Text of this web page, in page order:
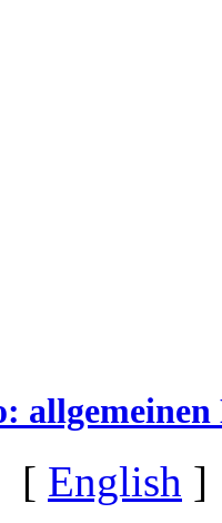
allgemeinen
[ English ]